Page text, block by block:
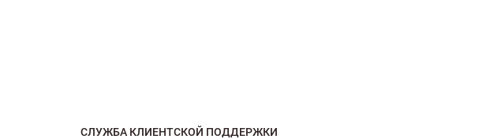
СЛУЖБА КЛИЕНТСКОЙ ПОДДЕРЖКИ